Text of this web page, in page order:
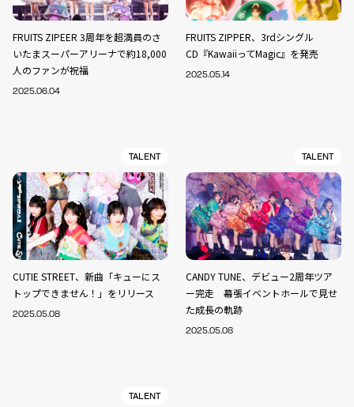
FRUITS ZIPEER 3周年を超満員のさ
いたまスーパーアリーナで約18,000
人のファンが祝福
2025.06.04
FRUITS ZIPPER、3rdシングル
CD『KawaiiってMagic』を発売
2025.05.14
TALENT
CUTIE STREET、新曲「キューにス
トップできません！」をリリース
2025.05.08
TALENT
CANDY TUNE、デビュー2周年ツア
ー完走 幕張イベントホールで見せ
た成長の軌跡
2025.05.08
TALENT